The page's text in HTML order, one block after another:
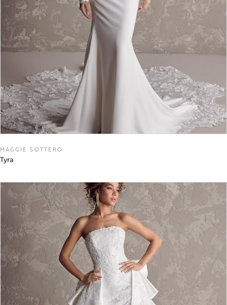
MAGGIE SOTTERO
Tyra